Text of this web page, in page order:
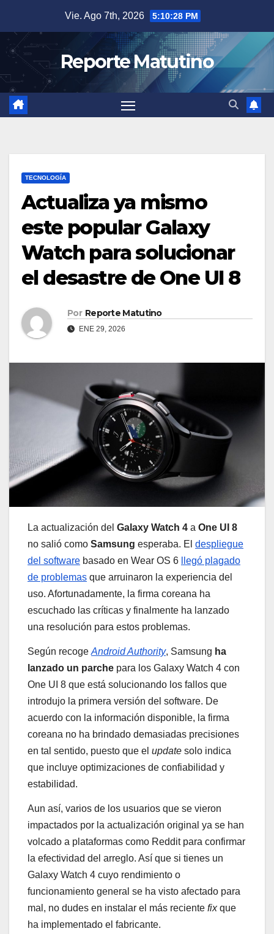
contenido
Vie. Ago 7th, 2026 5:10:29 PM
Reporte Matutino
TECNOLOGÍA
Actualiza ya mismo
este popular Galaxy
Watch para solucionar
el desastre de One UI 8
Por Reporte Matutino
ENE 29, 2026
La actualización del Galaxy Watch 4 a One UI 8
no salió como Samsung esperaba. El despliegue
del software basado en Wear OS 6
llegó plagado
de problemas que arruinaron la experiencia del
uso. Afortunadamente, la firma coreana ha
escuchado las críticas y finalmente ha lanzado
una resolución para estos problemas.
Según recoge Android Authority, Samsung ha
lanzado un parche para los Galaxy Watch 4 con
One UI 8 que está solucionando los fallos que
introdujo la primera versión del software. De
acuerdo con la información disponible, la firma
coreana no ha brindado demasiadas precisiones
en tal sentido, puesto que el update solo indica
que incluye optimizaciones de confiabilidad y
estabilidad.
Aun así, varios de los usuarios que se vieron
impactados por la actualización original ya se han
volcado a plataformas como Reddit para confirmar
la efectividad del arreglo. Así que si tienes un
Galaxy Watch 4 cuyo rendimiento o
funcionamiento general se ha visto afectado para
mal, no dudes en instalar el más reciente fixque
ha implementado el fabricante.